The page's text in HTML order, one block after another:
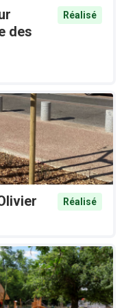
des
Réalisé
Réalisé